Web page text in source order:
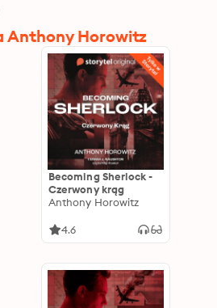
Anthony Horowitz
Becoming Sherlock -
Czerwony krąg
Anthony Horowitz
4.6